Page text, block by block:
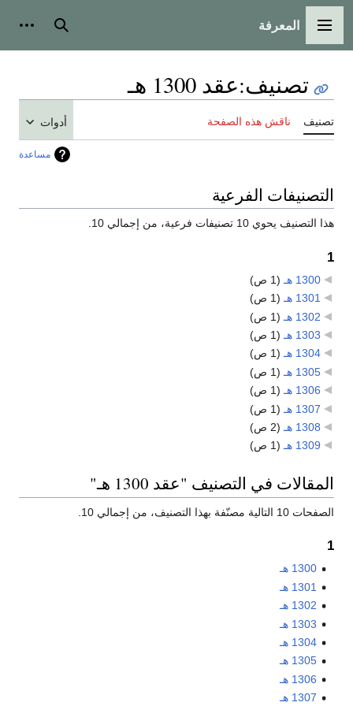
القائمة الرئيسية
المعرفة بحث
تصنيف:عقد 1300 هـ
تصنيف ناقش هذه الصفحة أدوات
مساعدة
التصنيفات الفرعية
هذا التصنيف يحوي 10 تصنيفات فرعية، من إجمالي 10.
1
1300 هـ
(1 ص)
1301 هـ
‏ (1 ص)
1302 هـ
(1 ص)
1303 هـ
(1 ص)
1304 هـ
‏ (1 ص)
1305 هـ
(1 ص)
1306 هـ
‏ (1 ص)
1307 هـ
(1 ص)
1308 هـ
(2 ص)
1309 هـ
‏ (1 ص)
المقالات في التصنيف "عقد 1300 هـ"
الصفحات 10 التالية مصنّفة بهذا التصنيف، من إجمالي 10.
1
1300 هـ
1301 هـ
1302 هـ
1303 هـ
1304 هـ
1305 هـ
1306 هـ
1307 هـ